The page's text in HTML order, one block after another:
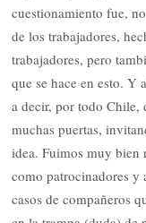
cuestionamiento fue,
de los trabajadores,
trabajadores, pero
que se hace en esto. Y
a decir, por todo Chile,
muchas puertas,
idea. Fuimos muy bien
como patrocinadores y
casos de compañeros